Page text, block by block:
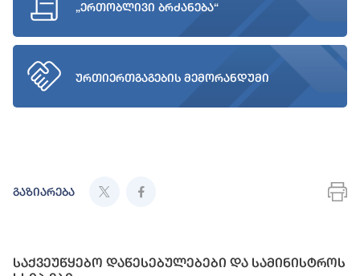
„ერთობლივი ბრძანება“
ურთიერთგაგების მემორანდუმი
გაზიარება
საქვეუწყებო დაწესებულებები და სამინისტროს